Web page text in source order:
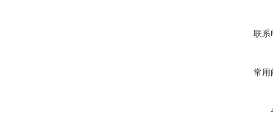
联系
常用